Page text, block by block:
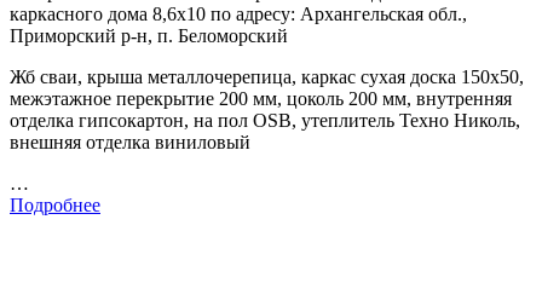
каркасного дома 8,6х10 по адресу: Архангельская обл.,
Приморский р-н, п. Беломорский
Жб сваи, крыша металлочерепица, каркас сухая доска 150х50,
межэтажное перекрытие 200 мм, цоколь 200 мм, внутренняя
отделка гипсокартон, на пол OSB, утеплитель Техно Николь,
внешняя отделка виниловый
…
Подробнее